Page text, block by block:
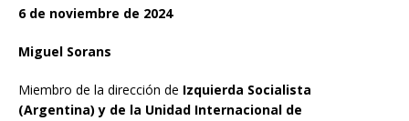
6 de noviembre de 2024
Miguel Sorans
Miembro de la dirección de Izquierda Socialista
(Argentina) y de la Unidad Internacional de